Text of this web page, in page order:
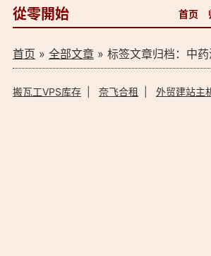
從零開始 首页
首页 » 全部文章» 标签文章归档：中药
搬瓦工VPS库存| 奈飞合租 外贸建站主